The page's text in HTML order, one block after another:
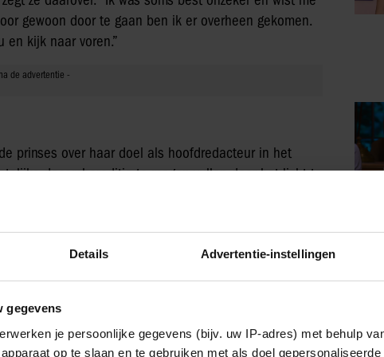
Details Advertentie-instellingen
gegevens
je persoonlijke gegevens (bijv. uw IP-adres) met behulp
op te slaan en te gebruiken met als doel
gewoon door te gaan ben ik er overheen gekomen.
kijk naar voren.”
prinses over haar doel als hoofdredacteur in het
decembereditie te mogen vullen door het licht te
de spotlight niet van nature opzoeken, laat staan
denken, praten of luisteren tijdens de feestdagen.”